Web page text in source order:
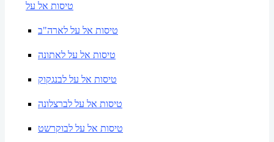
טיסות אל על
טיסות אל על לארה"ב
טיסות אל על לאתונה
טיסות אל על לבנגקוק
טיסות אל על לברצלונה
טיסות אל על לבוקרשט